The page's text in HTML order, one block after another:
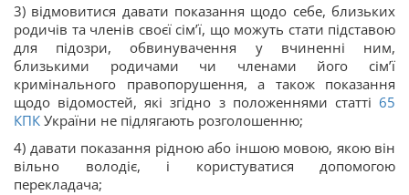
3) відмовитися давати показання щодо себе, близьких
родичів та членів своєї сім’ї, що можуть стати підставою
для підозри, обвинувачення у вчиненні ним,
близькими родичами чи членами його сім’ї
кримінального правопорушення, а також показання
щодо відомостей, які згідно з положеннями статті 65
КПК України не підлягають розголошенню;
4) давати показання рідною або іншою мовою, якою він
вільно володіє, і користуватися допомогою
перекладача;